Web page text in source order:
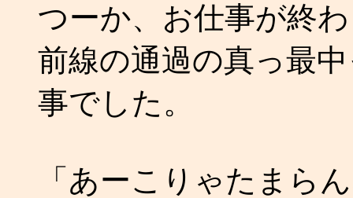
つーか、お仕事が終
前線の通過の真っ最
事でした。
「あーこりゃたまら